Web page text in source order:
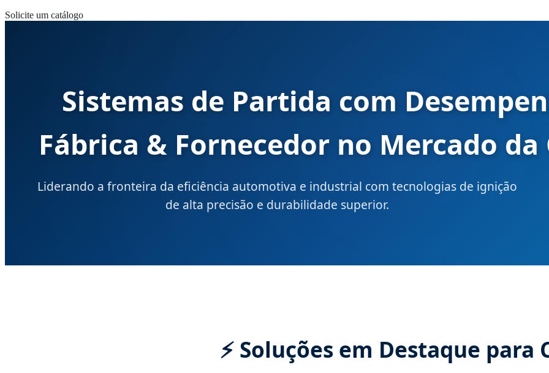
Solicite um catálogo
Sistemas de Partida com
Fábrica & Fornecedor no Mercado
Liderando a fronteira da eficiência automotiva e industrial com tecnologias de ignição
de alta precisão e durabilidade superior.
⚡ Soluções em Destaque para